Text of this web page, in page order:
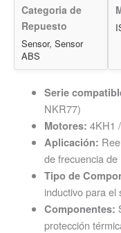
Categoria de
Repuesto
Sensor, Sensor
ABS
Serie
NKR77)
Motores: 4KH1
Aplicación:
de frecuencia
Tipo de
inductivo para el
Componentes:
protección